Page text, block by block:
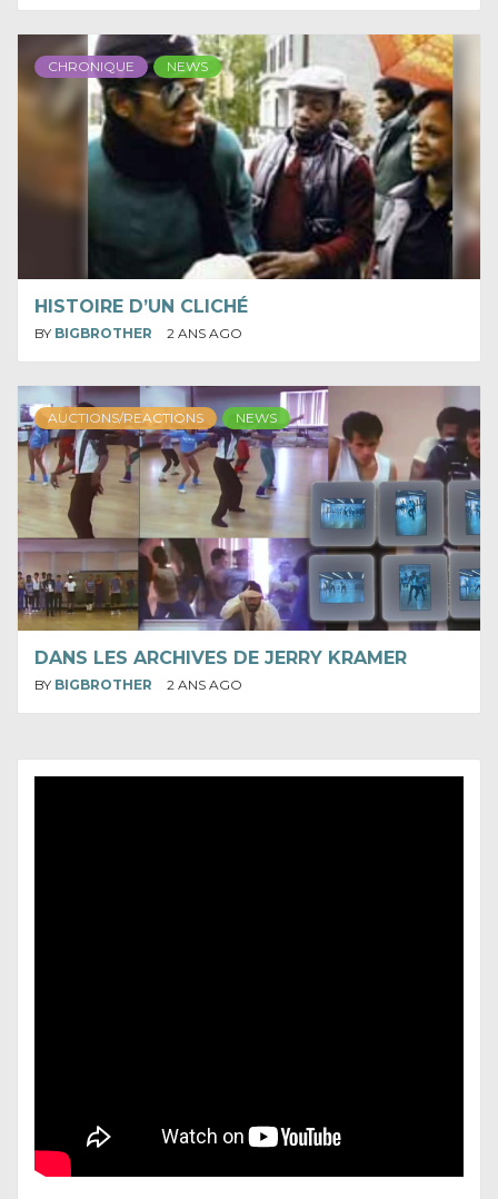
CHRONIQUE NEWS
HISTOIRE D’UN CLICHÉ
BY BIGBROTHER 2 ANS AGO
AUCTIONS/REACTIONS NEWS
DANS LES ARCHIVES DE JERRY KRAMER
BY BIGBROTHER 2 ANS AGO